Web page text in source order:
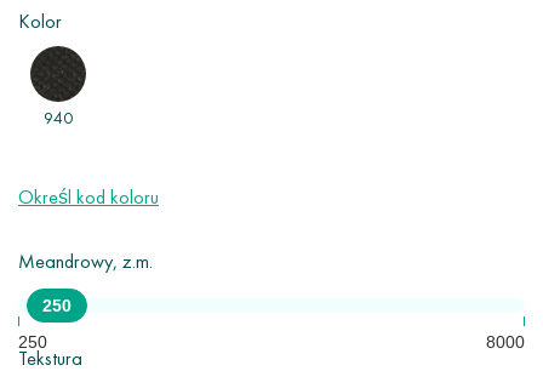
Kolor
940
Określ kod koloru
Meandrowy, z.m.
250
250
8000
Tekstura